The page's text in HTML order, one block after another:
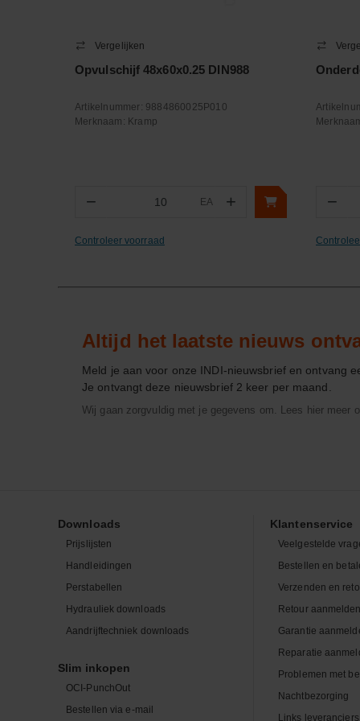
Vergelijken
Opvulschijf 48x60x0.25 DIN988
Artikelnummer: 9884860025P010
Merknaam: Kramp
− EA +
Controleer voorraad
−
Altijd het laatste nieuws
Meld je aan voor onze INDI-nieuwsbrief en ontvang
Je ontvangt deze nieuwsbrief 2 keer per maand.
Wij gaan zorgvuldig met je gegevens om. Lees hier meer
Downloads
Prijslijsten
Handleidingen
Perstabellen
Hydrauliek downloads
Aandrijftechniek downloads
Slim inkopen
OCI-PunchOut
Bestellen via e-mail
Klantenservice
Veelgestelde
Bestellen en
Verzenden en
Retour aanmelden
Garantie
Reparatie
Problemen met
Nachtbezorging
Links leveranciers